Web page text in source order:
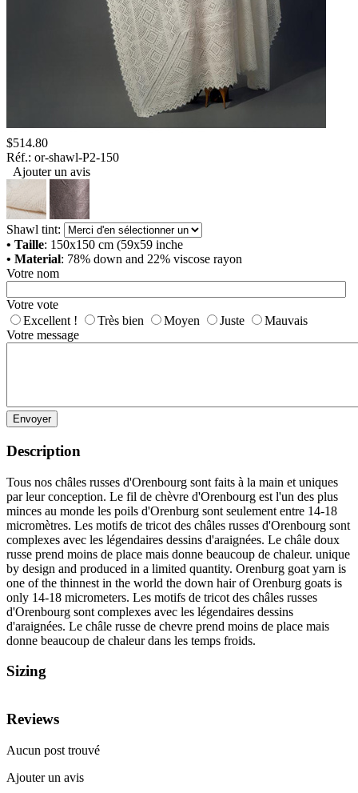
$514.80
Réf.: or-shawl-P2-150
Ajouter un avis
Shawl tint:
• Taille: 150x150 cm (59x59 inche
• Material: 78% down and 22% viscose rayon
Votre nom
Votre vote
Excellent !
Très bien Moyen Juste
Mauvais
Votre message
Envoyer
Description
Tous nos châles russes d'Orenbourg sont faits à la main et uniques
par leur conception. Le fil de chèvre d'Orenbourg est l'un des plus
minces au monde les poils d'Orenburg sont seulement entre 14-18
micromètres. Les motifs de tricot des châles russes d'Orenbourg sont
complexes avec les légendaires dessins d'araignées. Le châle doux
russe prend moins de place mais donne beaucoup de chaleur. unique
by design and produced in a limited quantity. Orenburg goat yarn is
one of the thinnest in the world the down hair of Orenburg goats is
only 14-18 micrometers. Les motifs de tricot des châles russes
d'Orenbourg sont complexes avec les légendaires dessins
d'araignées. Le châle russe de chevre prend moins de place mais
donne beaucoup de chaleur dans les temps froids.
Sizing
Reviews
Aucun post trouvé
Ajouter un avis